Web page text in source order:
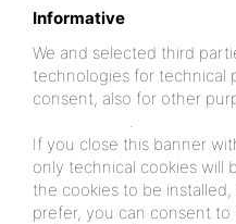
Informative
We and selected third
technologies for technical
consent, also for other
.
If you close this banner
only technical cookies will
the cookies to be
prefer, you can consent to